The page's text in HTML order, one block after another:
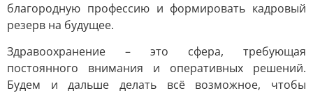
благородную профессию и формировать кадровый
резерв на будущее.
Здравоохранение – это сфера, требующая
постоянного внимания и оперативных решений.
Будем и дальше делать всё возможное, чтобы